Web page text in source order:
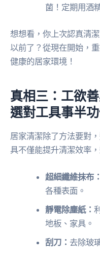
菌！定期用酒
想想看，你上次認真清
以前了？從現在開始，
健康的居家環境！
真相三：工欲
選對工具事半
居家清潔除了方法要對
具不僅能提升清潔效率
超細纖維抹布：
各種表面。
靜電除塵紙：
地板、家具。
刮刀： 去除玻